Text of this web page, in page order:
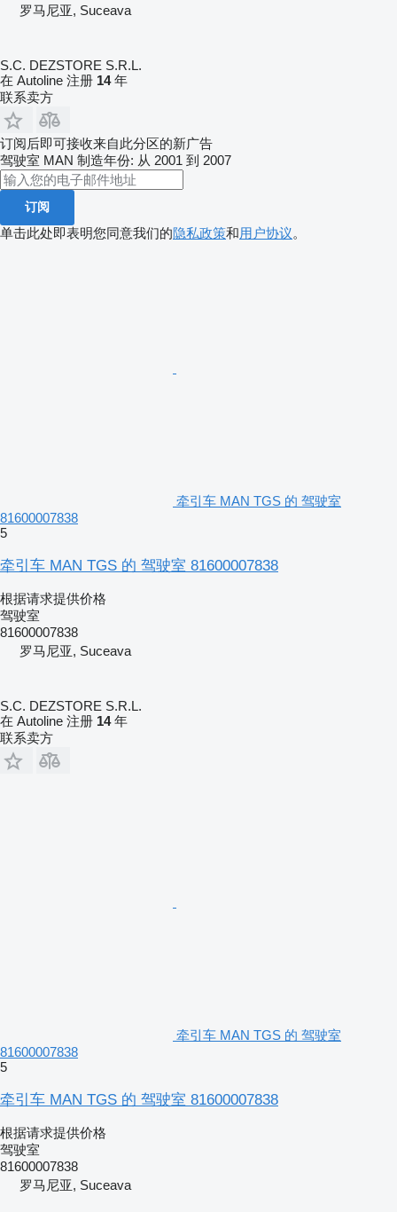
罗马尼亚, Suceava
S.C. DEZSTORE S.R.L.
在 Autoline 注册 14年
联系卖方
订阅后即可接收来自此分区的新广告
驾驶室 MAN 制造年份: 从 2001 到 2007
订阅
单击此处即表明您同意我们的隐私政策和用户协议。
牵引车 MAN TGS 的 驾驶室
81600007838
5
牵引车 MAN TGS 的 驾驶室 81600007838
根据请求提供价格
驾驶室
81600007838
罗马尼亚, Suceava
S.C. DEZSTORE S.R.L.
在 Autoline 注册 14年
联系卖方
牵引车 MAN TGS 的 驾驶室
81600007838
5
牵引车 MAN TGS 的 驾驶室 81600007838
根据请求提供价格
驾驶室
81600007838
罗马尼亚, Suceava